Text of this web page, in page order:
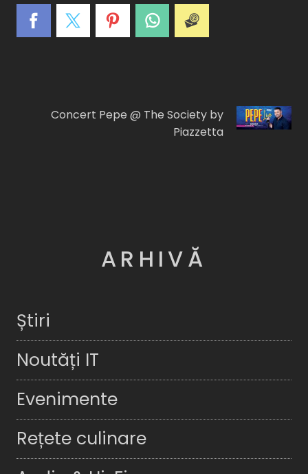
A C E I F
Concert Pepe @ The Society by
Piazzetta
ARHIVĂ
Știri
Noutăți IT
Evenimente
Rețete culinare